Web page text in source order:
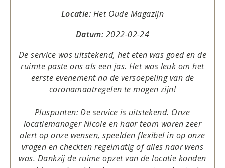
Locatie: Het Oude Magazijn
Datum: 2022-02-24
De service was uitstekend, het eten was goed en de
ruimte paste ons als een jas. Het was leuk om het
eerste evenement na de versoepeling van de
coronamaatregelen te mogen zijn!
Pluspunten: De service is uitstekend. Onze
locatiemanager Nicole en haar team waren zeer
alert op onze wensen, speelden flexibel in op onze
vragen en checkten regelmatig of alles naar wens
was. Dankzij de ruime opzet van de locatie konden